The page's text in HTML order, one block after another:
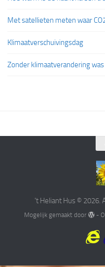
Met satellieten meten waar
Klimaatverschuivingsdag
Zonder klimaatverandering
't Heliant Hus © 2026.
Mogelijk gemaakt door -